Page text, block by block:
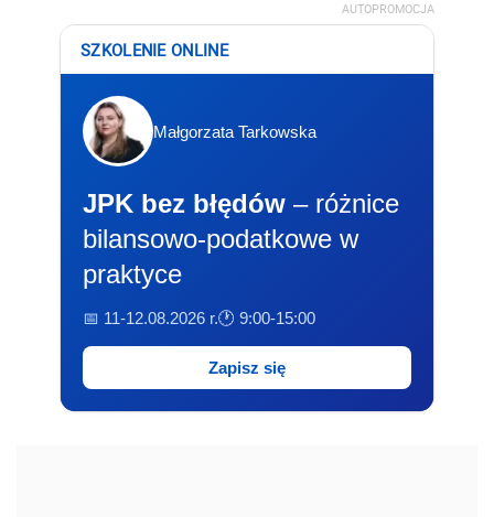
AUTOPROMOCJA
SZKOLENIE ONLINE
Małgorzata Tarkowska
JPK bez błędów – różnice
bilansowo-podatkowe w
praktyce
📅 11-12.08.2026 r.🕐 9:00-15:00
Zapisz się